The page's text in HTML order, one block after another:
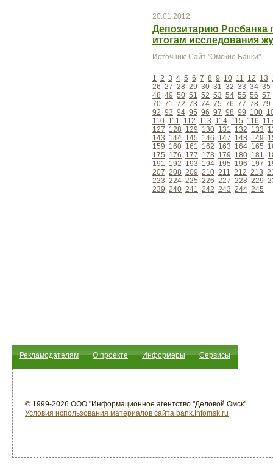
20.01.2012
Депозитарию Росбанка
итогам исследования
Источник: Сайт "Омские Банки"
1 2 3 4 5 6 7 8 9 10 11 12 13
26 27 28 29 30 31 32 33 34 35
48 49 50 51 52 53 54 55 56 57
70 71 72 73 74 75 76 77 78 79
92 93 94 95 96 97 98 99 100
110 111 112 113 114 115 116
127 128 129 130 131 132 133
143 144 145 146 147 148 149
159 160 161 162 163 164 165
175 176 177 178 179 180 181
191 192 193 194 195 196 197
207 208 209 210 211 212 213
223 224 225 226 227 228 229
239 240 241 242 243 244 245
Рекламодателям О проекте Информеры Сервисы
© 1999-2026 ООО "Информационное агентство "Деловой Омск"
Условия использования материалов сайта bank.Infomsk.ru